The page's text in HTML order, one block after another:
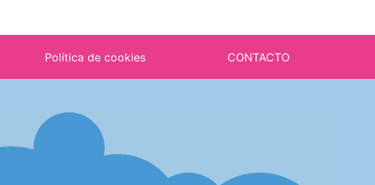
Política de cookies CONTACTO